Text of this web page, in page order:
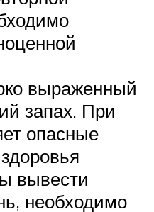
выраженный
запах. При
опасные
вывести
необходимо